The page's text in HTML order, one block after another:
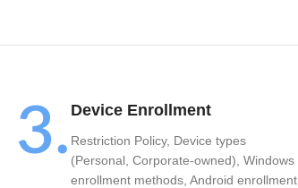
3. Device Enrollment
Restriction Policy, Device types
(Personal, Corporate-owned), Windows
enrollment methods, Android enrollment